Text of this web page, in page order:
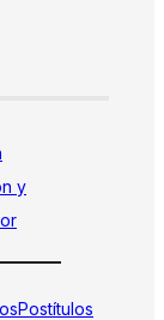
y
Postítulos